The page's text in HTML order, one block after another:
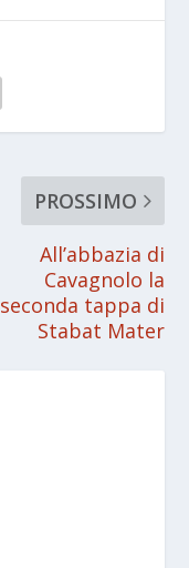
PROSSIMO
All’abbazia di
Cavagnolo la
seconda tappa di
Stabat Mater